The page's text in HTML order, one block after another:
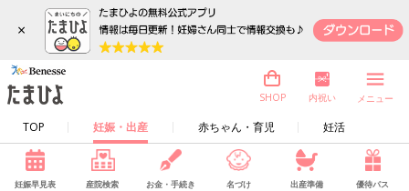
×
TOP 妊娠・出産 赤ちゃん・育児 妊活
SHOP 内祝い メニュー
妊娠早見表 産院検索 お金・手続き 名づけ 出産準備 優待パス